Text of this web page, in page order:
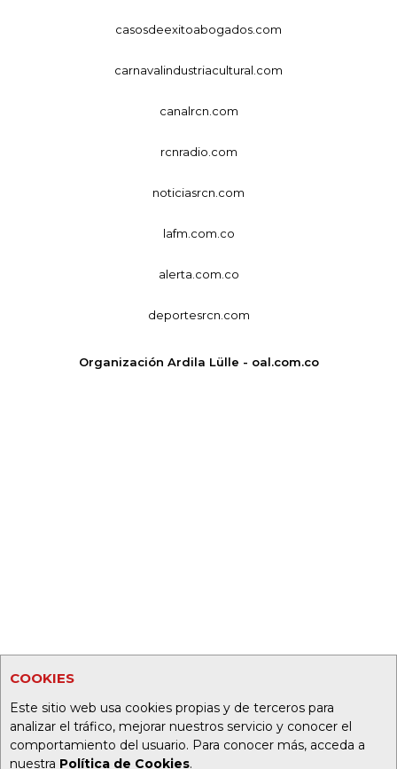
COOKIES
Este sitio web usa cookies propias y de terceros para
analizar el tráfico, mejorar nuestros servicio y conocer el
comportamiento del usuario. Para conocer más, acceda a
nuestra Política de Cookies.
casosdeexitoabogados.com
carnavalindustriacultural.com
canalrcn.com
rcnradio.com
noticiasrcn.com
lafm.com.co
alerta.com.co
deportesrcn.com
Organización Ardila Lülle - oal.com.co